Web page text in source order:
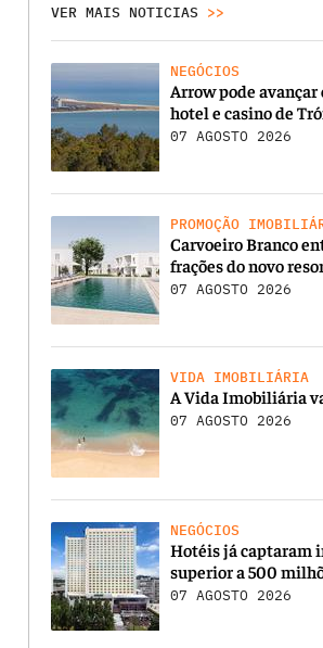
VER MAIS NOTICIAS >>
NEGÓCIOS
Arrow pode avançar
hotel e casino de
07 AGOSTO 2026
PROMOÇÃO
Carvoeiro Branco
frações do novo
07 AGOSTO 2026
VIDA IMOBILIÁRIA
A Vida Imobiliária
07 AGOSTO 2026
NEGÓCIOS
Hotéis já captaram
superior a 500
07 AGOSTO 2026